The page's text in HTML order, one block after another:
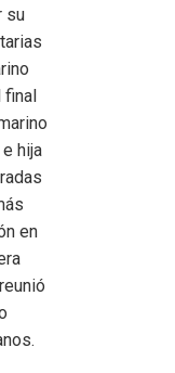
su
hija
en